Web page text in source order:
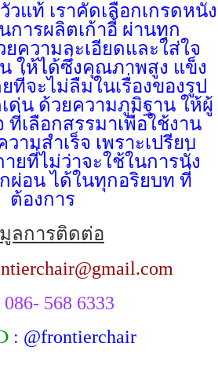
วแท้ เราคัดเลือกเกรดหนัง
การผลิตเก้าอี้ ผ่านทุก
ความละเอียดและใส่ใจ
ให้ได้ซึ่งคุณภาพสูง แข็ง
ที่จะไม่ลืมในเรื่องของรูป
น ด้วยความภูมิฐาน ให้ผู้
ที่เลือกสรรมาเพื่อใช้งาน
ามสำเร็จ เพราะเปรียบ
ยที่ไม่ว่าจะใช้ในการนั่ง
ผ่อน ได้ในทุกอริยบท ที่
ต้องการ
ลการติดต่อ
086- 568 6333
: @frontierchair